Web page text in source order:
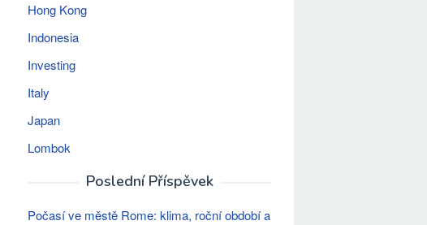
Hong Kong
Indonesia
Investing
Italy
Japan
Lombok
Poslední Příspěvek
Počasí ve městě Rome: klima, roční období a